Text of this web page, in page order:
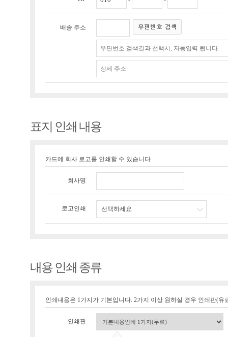
배송 주소
표지 인쇄 내용
카드에 회사 로고를 인쇄할 수 있습니다
회사명
로고인쇄 선택하세요
내용 인쇄 종류
인쇄내용은 1가지가 기본입니다. 2가지 이상 원하실 경우 인쇄판(유
인쇄판